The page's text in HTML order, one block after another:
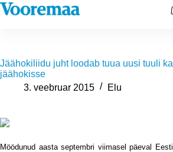
Jäähokiliidu juht loodab tuua uusi tuuli
jäähokisse
3. veebruar 2015
Elu
Möödunud aasta septembri viimasel päeval